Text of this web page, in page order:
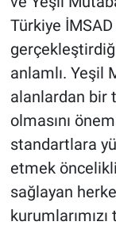
Türkiye
anlamlı. Yeşil
alanlardan bir
olmasını
standartlara
etmek
sağlayan